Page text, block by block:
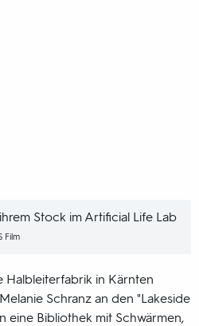
Stock im Artificial Life Lab
Film
Halbleiterfabrik in Kärnten
Schranz an den "Lakeside
eine Bibliothek mit Schwärmen,